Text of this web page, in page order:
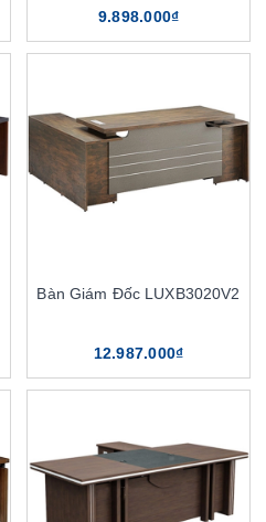
9.898.000₫
Bàn Giám Đốc LUXB3020V2
12.987.000₫